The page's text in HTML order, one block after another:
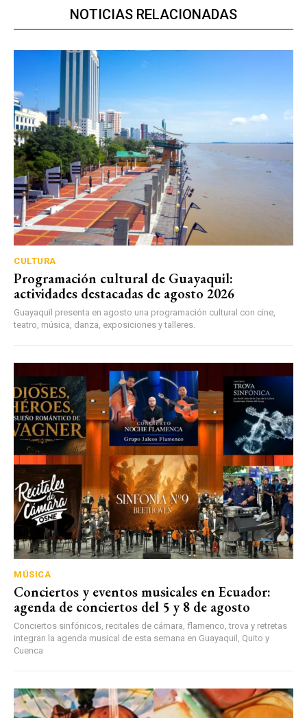
NOTICIAS RELACIONADAS
CULTURA
Programación cultural de Guayaquil:
actividades destacadas de agosto 2026
Guayaquil presenta en agosto una programación cultural con cine,
teatro, música, danza, exposiciones y talleres.
MÚSICA
Conciertos y eventos musicales en Ecuador:
agenda de conciertos del 5 y 8 de agosto
Conciertos sinfónicos, recitales de cámara, flamenco, trova y retretas
integran la agenda musical de esta semana en Guayaquil, Quito y
Cuenca